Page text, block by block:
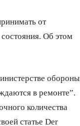
от
Об этом
обороны
в ремонте”.
количества
статье Der